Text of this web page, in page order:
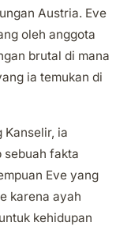
Austria. Eve
oleh anggota
brutal di mana
ia temukan di
Kanselir, ia
sebuah fakta
Eve yang
karena ayah
kehidupan